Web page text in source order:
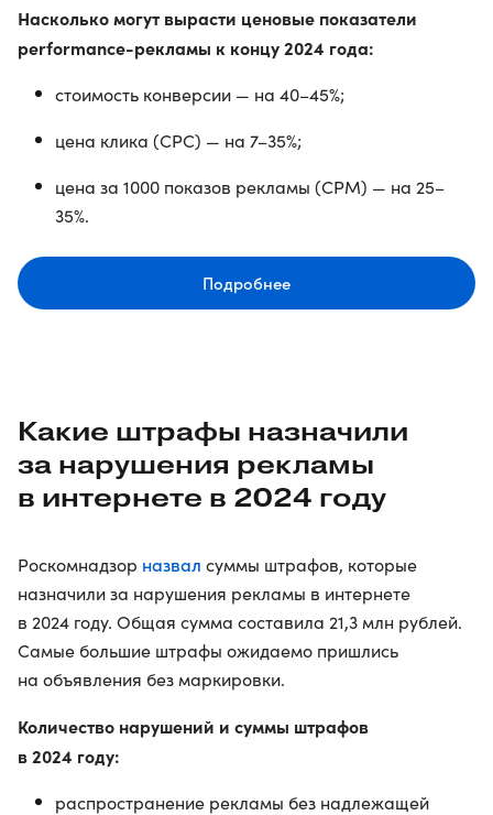
Насколько могут вырасти ценовые показатели
performance-рекламы к концу 2024 года:
стоимость конверсии — на 40–45%;
цена клика (CPC) — на 7–35%;
цена за 1000 показов рекламы (CPM) — на 25–
35%.
Подробнее
Какие штрафы назначили
за нарушения рекламы
в интернете в 2024 году
Роскомнадзор назвал суммы штрафов, которые
назначили за нарушения рекламы в интернете
в 2024 году. Общая сумма составила 21,3 млн рублей.
Самые большие штрафы ожидаемо пришлись
на объявления без маркировки.
Количество нарушений и суммы штрафов
в 2024 году:
распространение рекламы без надлежащей